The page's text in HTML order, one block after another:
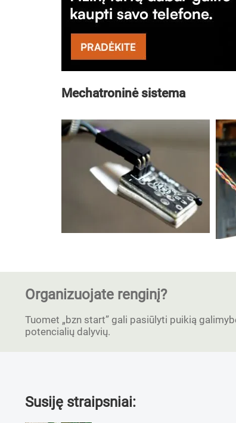
Mechatroninė sistema
Organizuojate renginį?
Tuomet „bzn start” gali pasiūlyti puikią
potencialių dalyvių.
Susiję straipsniai: